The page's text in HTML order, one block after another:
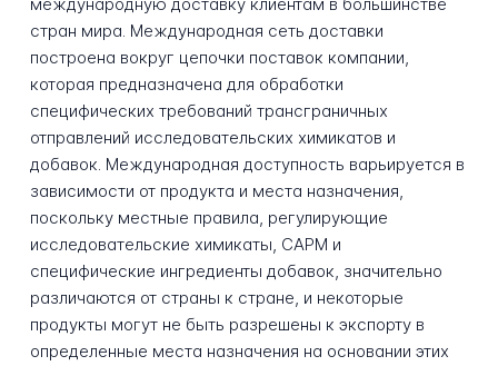
стран мира. Международная сеть доставки
построена вокруг цепочки поставок компании,
которая предназначена для обработки
специфических требований трансграничных
отправлений исследовательских химикатов и
добавок. Международная доступность варьируется в
зависимости от продукта и места назначения,
поскольку местные правила, регулирующие
исследовательские химикаты, САРМ и
специфические ингредиенты добавок, значительно
различаются от страны к стране, и некоторые
продукты могут не быть разрешены к экспорту в
определенные места назначения на основании этих